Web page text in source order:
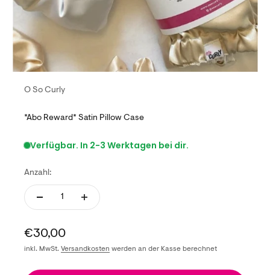
O So Curly
*Abo Reward* Satin Pillow Case
Verfügbar. In 2-3 Werktagen bei dir.
Anzahl:
Angebot
€30,00
inkl. MwSt. Versandkosten werden an der Kasse berechnet